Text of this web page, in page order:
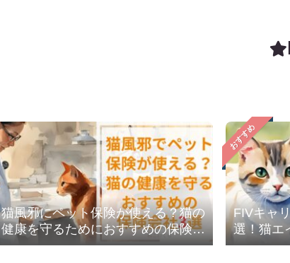
猫風邪にペット保険が使える？猫の
健康を守るためにおすすめの保険会
社3選
おすすめ
FIVキャ
選！猫エ
ント